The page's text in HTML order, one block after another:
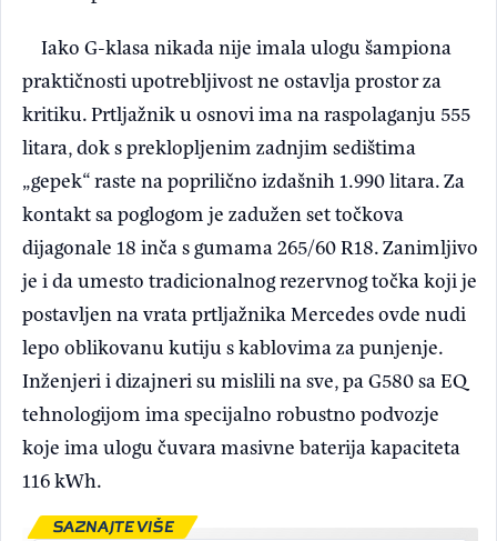
Iako G-klasa nikada nije imala ulogu šampiona
praktičnosti upotrebljivost ne ostavlja prostor za
kritiku. Prtljažnik u osnovi ima na raspolaganju 555
litara, dok s preklopljenim zadnjim sedištima
„gepek“ raste na poprilično izdašnih 1.990 litara. Za
kontakt sa poglogom je zadužen set točkova
dijagonale 18 inča s gumama 265/60 R18. Zanimljivo
je i da umesto tradicionalnog rezervnog točka koji je
postavljen na vrata prtljažnika Mercedes ovde nudi
lepo oblikovanu kutiju s kablovima za punjenje.
Inženjeri i dizajneri su mislili na sve, pa G580 sa EQ
tehnologijom ima specijalno robustno podvozje
koje ima ulogu čuvara masivne baterija kapaciteta
116 kWh.
SAZNAJTE VIŠE